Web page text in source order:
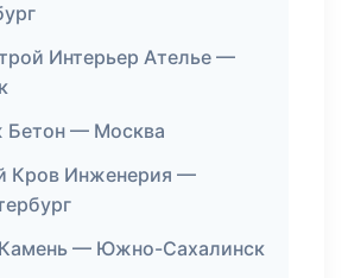
Интерьер Ателье —
— Москва
Кров Инженерия —
— Южно-Сахалинск